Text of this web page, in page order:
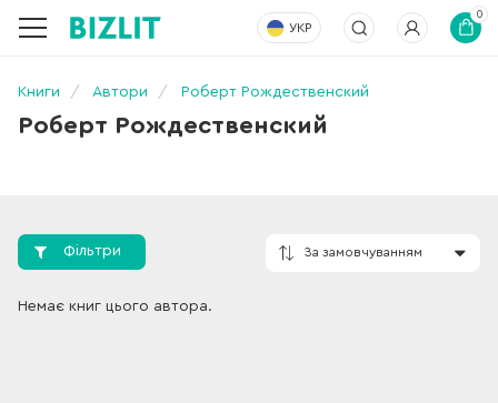
УКР
0
Книги Автори Роберт Рождественский
Роберт Рождественский
Фільтри
Немає книг цього автора.